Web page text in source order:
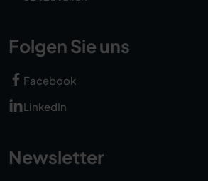
Folgen Sie uns
Facebook
LinkedIn
Newsletter